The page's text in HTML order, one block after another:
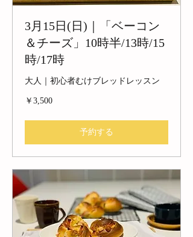
3月15日(日)｜「ベーコン
＆チーズ」10時半/13時/15
時/17時
大人｜初心者むけブレッドレッスン
3,500
円
￥3,500
予約する